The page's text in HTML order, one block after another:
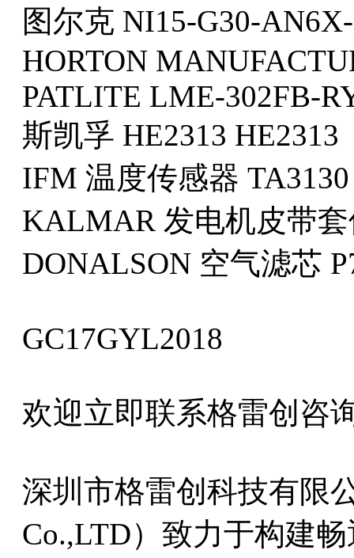
图尔克 NI15-G30-
HORTON
PATLITE LME-302FB-
斯凯孚 HE2313 HE2313
IFM 温度传感器
KALMAR 发电机皮带套
DONALSON 空气滤芯
GC17GYL2018
欢迎立即联系格雷创咨
深圳市格雷创科技有限
Co.,LTD）致力于构建